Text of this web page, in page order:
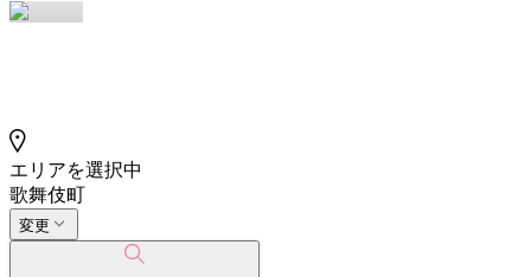
エリアを選択中
歌舞伎町
変更